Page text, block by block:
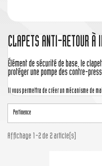
CLAPETS ANTI-RETOUR À
Élément de sécurité de base, le
protéger une pompe des contre-
Il vous permettra de créer un mécanisme de
Pertinence
Affichage 1-2 de 2 article(s)